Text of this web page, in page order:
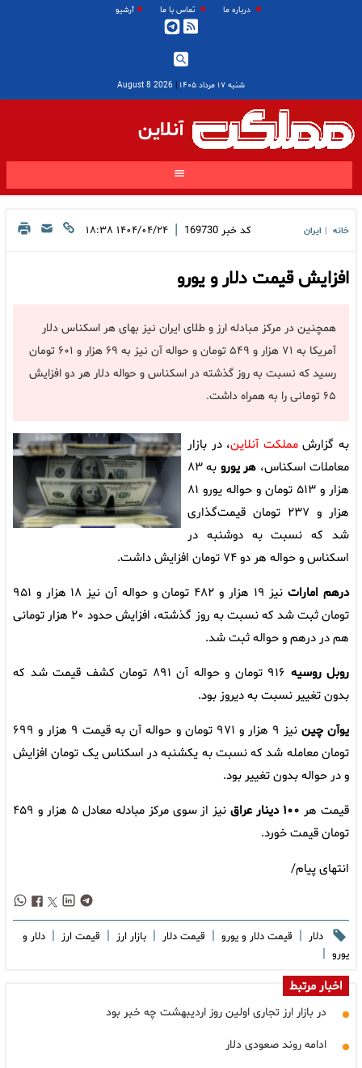
درباره ما تماس با ما آرشیو
شنبه ۱۷ مرداد ۱۴۰۵ |
2026 August 8
آنلاین
خانه ایران کد خبر 169730
| ۱۴۰۴/۰۴/۲۴ ۱۸:۳۸
افزایش قیمت دلار و یورو
همچنین در مرکز مبادله ارز و طلای ایران نیز بهای هر اسکناس دلار
آمریکا به ۷۱ هزار و ۵۴۹ تومان و حواله آن نیز به ۶۹ هزار و ۶۰۱ تومان
رسید که نسبت به روز گذشته در اسکناس و حواله دلار هر دو افزایش
۶۵ تومانی را به همراه داشت.
به گزارشمملکت آنلاین، در بازار
معاملات اسکناس، هر یورو
به ۸۳
هزار و ۵۱۳ تومان و حواله یورو ۸۱
هزار و ۲۳۷ تومان قیمت‌گذاری
شد که نسبت به دوشنبه در
اسکناس و حواله هر دو ۷۴ تومان افزایش داشت.
درهم امارات
نیز ۱۹ هزار و ۴۸۲ تومان و حواله آن نیز ۱۸ هزار و ۹۵۱
تومان ثبت شد که نسبت به روز گذشته، افزایش حدود ۲۰ هزار تومانی
هم در درهم و حواله ثبت شد.
روبل روسیه
۹۱۶ تومان و حواله آن ۸۹۱ تومان کشف قیمت شد که
بدون تغییر نسبت به دیروز بود.
یوآن چین
نیز ۹ هزار و ۹۷۱ تومان و حواله آن به قیمت ۹ هزار و ۶۹۹
تومان معامله شد که نسبت به یکشنبه در اسکناس یک تومان افزایش
و در حواله بدون تغییر بود.
قیمت هر ۱۰۰ دینار عراق
نیز از سوی مرکز مبادله معادل ۵ هزار و ۴۵۹
تومان قیمت خورد.
انتهای پیام/
دلار | قیمت دلار و یورو | قیمت دلار | بازار ارز | قیمت ارز | دلار و
یورو |
اخبار مرتبط
در بازار ارز تجاری اولین روز اردیبهشت چه خبر بود
ادامه روند صعودی دلار